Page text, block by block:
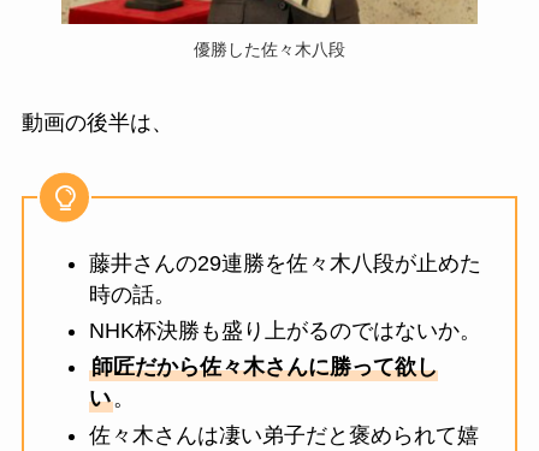
優勝した佐々木八段
動画の後半は、
藤井さんの29連勝を佐々木八段が止めた
時の話。
NHK杯決勝も盛り上がるのではないか。
師匠だから佐々木さんに勝って欲し
い。
佐々木さんは凄い弟子だと褒められて嬉